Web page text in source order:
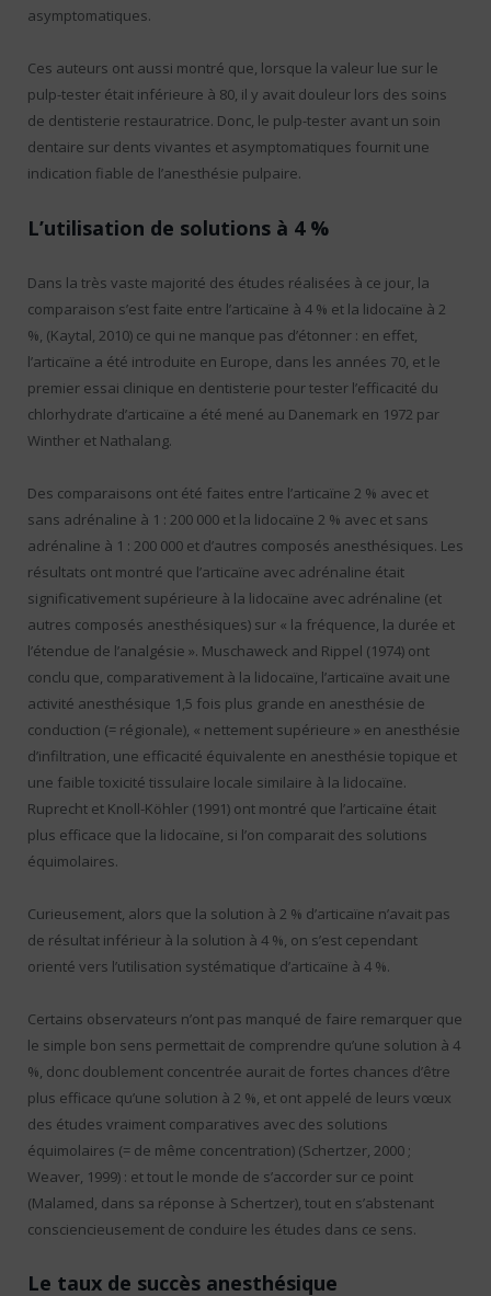
asymptomatiques.
Ces auteurs ont aussi montré que, lorsque la valeur lue sur le
pulp-tester était inférieure à 80, il y avait douleur lors des soins
de dentisterie restauratrice. Donc, le pulp-tester avant un soin
dentaire sur dents vivantes et asymptomatiques fournit une
indication fiable de l’anesthésie pulpaire.
L’utilisation de solutions à 4 %
Dans la très vaste majorité des études réalisées à ce jour, la
comparaison s’est faite entre l’articaïne à 4 % et la lidocaïne à 2
%, (Kaytal, 2010) ce qui ne manque pas d’étonner : en effet,
l’articaïne a été introduite en Europe, dans les années 70, et le
premier essai clinique en dentisterie pour tester l’efficacité du
chlorhydrate d’articaïne a été mené au Danemark en 1972 par
Winther et Nathalang.
Des comparaisons ont été faites entre l’articaïne 2 % avec et
sans adrénaline à 1 : 200 000 et la lidocaïne 2 % avec et sans
adrénaline à 1 : 200 000 et d’autres composés anesthésiques. Les
résultats ont montré que l’articaïne avec adrénaline était
significativement supérieure à la lidocaïne avec adrénaline (et
autres composés anesthésiques) sur « la fréquence, la durée et
l’étendue de l’analgésie ». Muschaweck and Rippel (1974) ont
conclu que, comparativement à la lidocaïne, l’articaïne avait une
activité anesthésique 1,5 fois plus grande en anesthésie de
conduction (= régionale), « nettement supérieure » en anesthésie
d’infiltration, une efficacité équivalente en anesthésie topique et
une faible toxicité tissulaire locale similaire à la lidocaïne.
Ruprecht et Knoll-Köhler (1991) ont montré que l’articaïne était
plus efficace que la lidocaïne, si l’on comparait des solutions
équimolaires.
Curieusement, alors que la solution à 2 % d’articaïne n’avait pas
de résultat inférieur à la solution à 4 %, on s’est cependant
orienté vers l’utilisation systématique d’articaïne à 4 %.
Certains observateurs n’ont pas manqué de faire remarquer que
le simple bon sens permettait de comprendre qu’une solution à 4
%, donc doublement concentrée aurait de fortes chances d’être
plus efficace qu’une solution à 2 %, et ont appelé de leurs vœux
des études vraiment comparatives avec des solutions
équimolaires (= de même concentration) (Schertzer, 2000 ;
Weaver, 1999) : et tout le monde de s’accorder sur ce point
(Malamed, dans sa réponse à Schertzer), tout en s’abstenant
consciencieusement de conduire les études dans ce sens.
Le taux de succès anesthésique